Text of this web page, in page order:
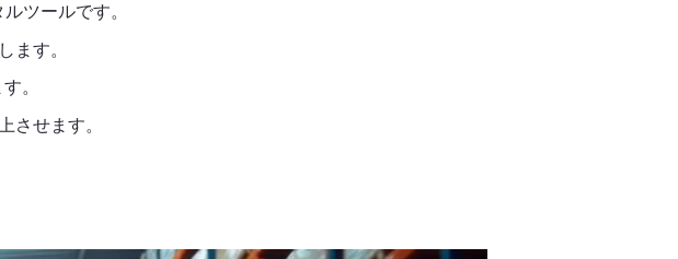
ツールです。
ます。
。
させます。